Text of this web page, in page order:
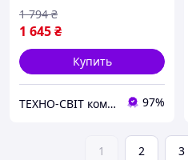
1 645₴
1 794 ₴
Купить
ТЕХНО-СВІТ компьютерна техніка, мобільні аксесуари, електронна техніка та багато іншого. 97%
1 2 3